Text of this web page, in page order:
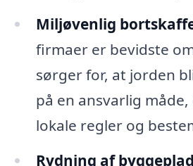
Miljøvenlig
firmaer er bevidste
sørger for, at jorden
på en ansvarlig
lokale regler og
Rydning af